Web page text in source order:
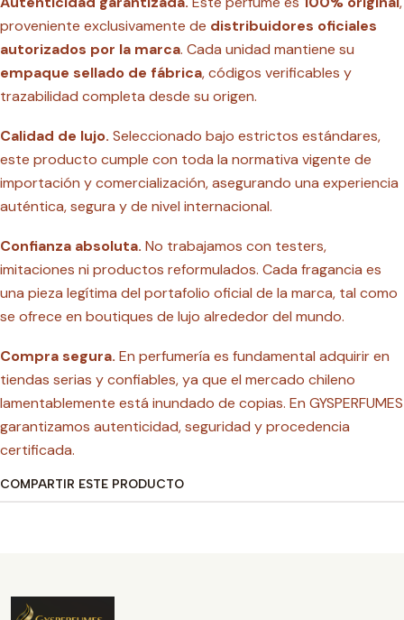
proveniente exclusivamente de distribuidores oficiales
autorizados por la marca. Cada unidad mantiene su
empaque sellado de fábrica, códigos verificables y
trazabilidad completa desde su origen.
Calidad de lujo. Seleccionado bajo estrictos estándares,
este producto cumple con toda la normativa vigente de
importación y comercialización, asegurando una experiencia
auténtica, segura y de nivel internacional.
Confianza absoluta. No trabajamos con testers,
imitaciones ni productos reformulados. Cada fragancia es
una pieza legítima del portafolio oficial de la marca, tal como
se ofrece en boutiques de lujo alrededor del mundo.
Compra segura. En perfumería es fundamental adquirir en
tiendas serias y confiables, ya que el mercado chileno
lamentablemente está inundado de copias. En GYSPERFUMES
garantizamos autenticidad, seguridad y procedencia
certificada.
COMPARTIR ESTE PRODUCTO